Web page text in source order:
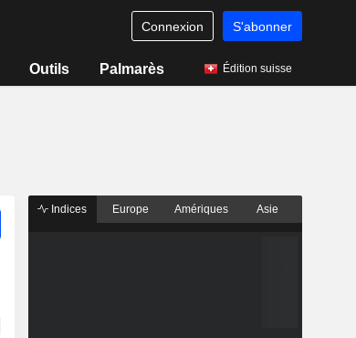
Connexion S'abonner
Outils Palmarès Édition suisse
Indices Europe Amériques Asie